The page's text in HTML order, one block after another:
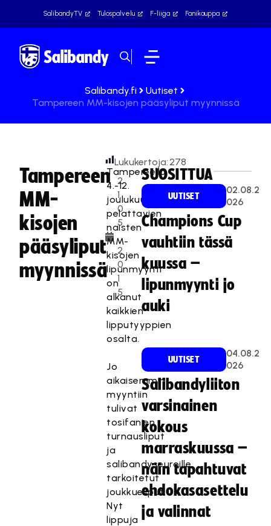
SalibandyTV Tulospalvelu F-liiga Fanikauppa
Salibandy.fi
Uutiset
Tampereen MM-kisojen pääsyliput myynnissä
Tampereen
MM-
kisojen
pääsyliput
myynnissä
2
1.
0
5
.
2
0
1
5
Lukukertoja:278
Tampereella
4.-12.
joulukuuta
pelattavien
naisten
MM-
kisojen
lipunmyynti
on
alkanut
kaikkien
lipputyyppien
osalta.
Jo
aikaisemmin
myyntiin
tulivat
tosifanien
turnausliput
ja
salibandyseuroille
tarkoitetut
joukkueliput.
Nyt
lippuja
SUOSITTUA
UUTISET
02.08.2
026
Champions Cup
vauhtiin tässä
kuussa –
lipunmyynti jo
auki
UUTISET
04.08.2
026
Salibandyliiton
varsinainen
kokous
marraskuussa –
näin tapahtuvat
ehdokasasettelu
ja valinnat